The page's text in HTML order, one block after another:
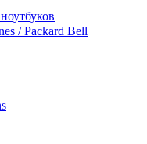
/ Packard Bell